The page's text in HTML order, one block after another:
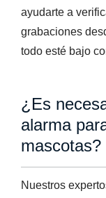
ayudarte a
grabaciones
todo esté bajo
¿Es
alarma
mascotas?
Nuestros